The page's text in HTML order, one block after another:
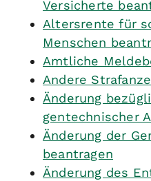
Versicherte
Altersrente für
Menschen
Amtliche
Andere
Änderung
gentechnischer
Änderung der
beantragen
Änderung des